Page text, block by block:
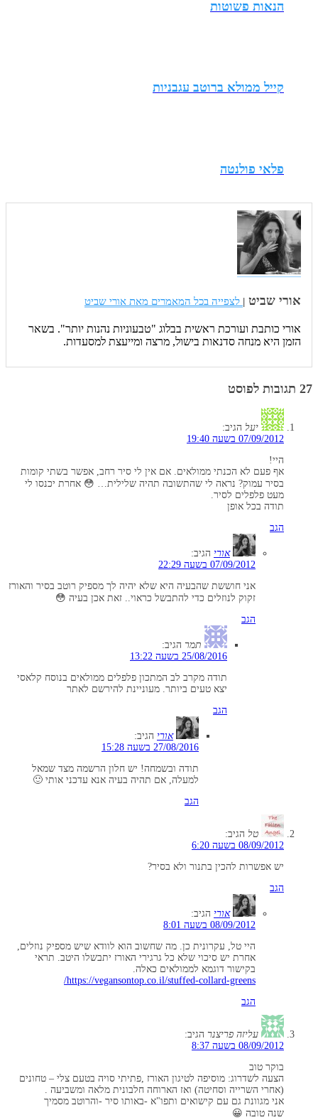
הנאות פשוטות
קייל ממולא ברוטב עגבניות
פלאי פולנטה
אורי שביט | לצפייה בכל המאמרים מאת אורי שביט
אורי כותבת ועורכת ראשית בבלוג "טבעוניות נהנות יותר". בשאר
הזמן היא מנחה סדנאות בישול, מרצה ומייעצת למסעדות.
27 תגובות לפוסט
יעל הגיב:
07/09/2012 בשעה 19:40
היי!
אף פעם לא הכנתי ממולאים. אם אין לי סיר רחב, אפשר בשתי קומות
בסיר עמוק? נראה לי שהתשובה תהיה שלילית… 😳 אחרת יכנסו לי
מעט פלפלים לסיר.
תודה בכל אופן
הגב
אורי הגיב:
07/09/2012 בשעה 22:29
אני חוששת שהבעיה היא שלא יהיה לך מספיק רוטב בסיר והאורז
זקוק לנוזלים כדי להתבשל כראוי.. זאת אכן בעיה 😳
הגב
תמר הגיב:
25/08/2016 בשעה 13:22
תודה מקרב לב המתכון פלפלים ממולאים בנוסח קלאסי
יצא טעים ביותר. מעוניינת להירשם לאתר
הגב
אורי הגיב:
27/08/2016 בשעה 15:28
תודה ובשמחה! יש חלון הרשמה מצד שמאל
למעלה, אם תהיה בעיה אנא עדכני אותי 🙂
הגב
טל הגיב:
08/09/2012 בשעה 6:20
יש אפשרות להכין בתנור ולא בסיר?
הגב
אורי הגיב:
08/09/2012 בשעה 8:01
היי טל, עקרונית כן. מה שחשוב הוא לוודא שיש מספיק נוזלים,
אחרת יש סיכוי שלא כל גרגירי האורז יתבשלו היטב. תראי
בקישור דוגמא לממולאים כאלה.
https://vegansontop.co.il/stuffed-collard-greens/
הגב
עליזה פריצנר הגיב:
08/09/2012 בשעה 8:37
בוקר טוב
הצעה לשדרוג: מוסיפה לטיגון האורז ,פתיתי סויה בטעם צלי – טחונים
(אחרי השרייה וסחיטה) ואז הארוחה חלבונית מלאה ומשביעה .
אני מגוונת גם עם קישואים ותפו"א -באותו סיר -והרוטב מסמיך
שנה טובה 😀